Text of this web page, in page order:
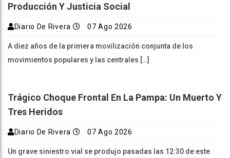
Producción Y Justicia Social
Diario De Rivera 07 Ago 2026
A diez años de la primera movilización conjunta de los
movimientos populares y las centrales […]
Trágico Choque Frontal En La Pampa: Un Muerto Y
Tres Heridos
Diario De Rivera 07 Ago 2026
Un grave siniestro vial se produjo pasadas las 12:30 de este